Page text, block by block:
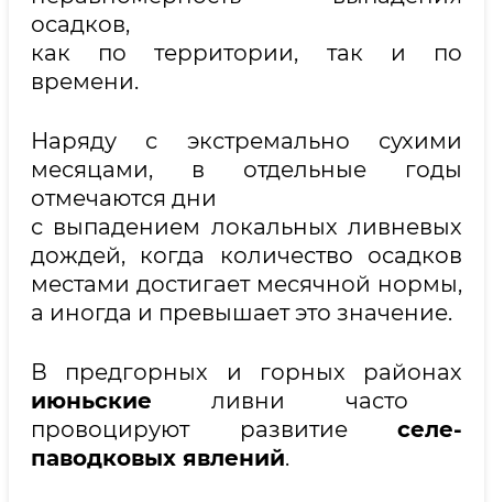
осадков,
как по территории, так и по
времени.
Наряду с экстремально сухими
месяцами, в отдельные годы
отмечаются дни
с выпадением локальных ливневых
дождей, когда количество осадков
местами достигает месячной нормы,
а иногда и превышает это значение.
В предгорных и горных районах
июньские ливни часто
провоцируют развитие селе-
паводковых явлений.